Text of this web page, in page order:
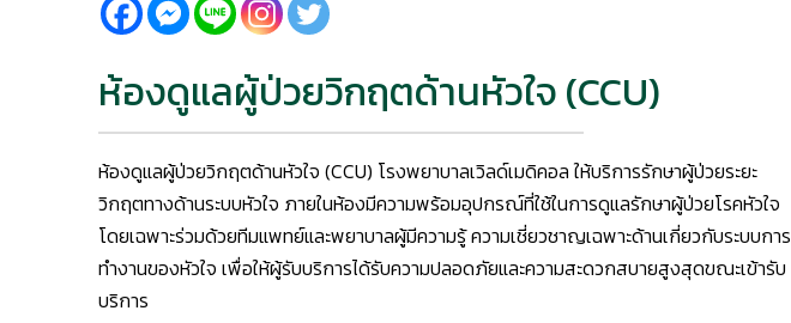
ห้องดูแลผู้ป่วยวิกฤตด้านหัวใจ (CCU)
ห้องดูแลผู้ป่วยวิกฤตด้านหัวใจ (CCU) โรงพยาบาลเวิลด์เมดิคอล ให้บริการรักษาผู้ป่วยระยะ
วิกฤตทางด้านระบบหัวใจ ภายในห้องมีความพร้อมอุปกรณ์ที่ใช้ในการดูแลรักษาผู้ป่วยโรคหัวใจ
โดยเฉพาะร่วมด้วยทีมแพทย์และพยาบาลผู้มีความรู้ ความเชี่ยวชาญเฉพาะด้านเกี่ยวกับระบบการ
ทำงานของหัวใจ เพื่อให้ผู้รับบริการได้รับความปลอดภัยและความสะดวกสบายสูงสุดขณะเข้ารับ
บริการ